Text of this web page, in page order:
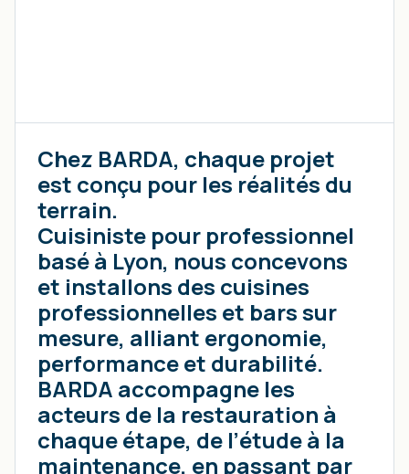
Chez BARDA, chaque projet
est conçu pour les réalités du
terrain.
Cuisiniste pour professionnel
basé à Lyon, nous concevons
et installons des cuisines
professionnelles et bars sur
mesure, alliant ergonomie,
performance et durabilité.
BARDA accompagne les
acteurs de la restauration à
chaque étape, de l’étude à la
maintenance, en passant par